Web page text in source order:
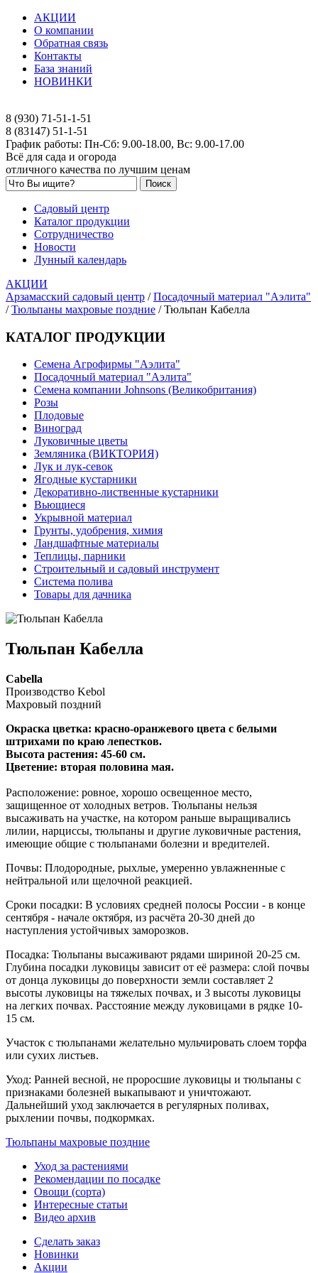
АКЦИИ
О компании
Обратная связь
Контакты
База знаний
НОВИНКИ
8 (930) 71-51-1-51
8 (83147) 51-1-51
График работы: Пн-Сб: 9.00-18.00, Вс: 9.00-17.00
Всё для сада и огорода
отличного качества по лучшим ценам
Садовый центр
Каталог продукции
Сотрудничество
Новости
Лунный календарь
АКЦИИ
Арзамасский садовый центр /Посадочный материал "Аэлита"
/Тюльпаны махровые поздние /Тюльпан Кабелла
КАТАЛОГ ПРОДУКЦИИ
Семена Агрофирмы "Аэлита"
Посадочный материал "Аэлита"
Семена компании Johnsons (Великобритания)
Розы
Плодовые
Виноград
Луковичные цветы
Земляника (ВИКТОРИЯ)
Лук и лук-севок
Ягодные кустарники
Декоративно-лиственные кустарники
Вьющиеся
Укрывной материал
Грунты, удобрения, химия
Ландшафтные материалы
Теплицы, парники
Строительный и садовый инструмент
Система полива
Товары для дачника
Тюльпан Кабелла
Cabella
Производство Kebol
Махровый поздний
Окраска цветка: красно-оранжевого цвета с белыми
штрихами по краю лепестков.
Высота растения: 45-60 см.
Цветение: вторая половина мая.
Расположение: ровное, хорошо освещенное место,
защищенное от холодных ветров. Тюльпаны нельзя
высаживать на участке, на котором раньше выращивались
лилии, нарциссы, тюльпаны и другие луковичные растения,
имеющие общие с тюльпанами болезни и вредителей.
Почвы: Плодородные, рыхлые, умеренно увлажненные с
нейтральной или щелочной реакцией.
Сроки посадки: В условиях средней полосы России - в конце
сентября - начале октября, из расчёта 20-30 дней до
наступления устойчивых заморозков.
Посадка: Тюльпаны высаживают рядами шириной 20-25 см.
Глубина посадки луковицы зависит от её размера: слой почвы
от донца луковицы до поверхности земли составляет 2
высоты луковицы на тяжелых почвах, и 3 высоты луковицы
на легких почвах. Расстояние между луковицами в рядке 10-
15 см.
Участок с тюльпанами желательно мульчировать слоем торфа
или сухих листьев.
Уход: Ранней весной, не проросшие луковицы и тюльпаны с
признаками болезней выкапывают и уничтожают.
Дальнейший уход заключается в регулярных поливах,
рыхлении почвы, подкормках.
Тюльпаны махровые поздние
Уход за растениями
Рекомендации по посадке
Овощи (сорта)
Интересные статьи
Видео архив
Сделать заказ
Новинки
Акции